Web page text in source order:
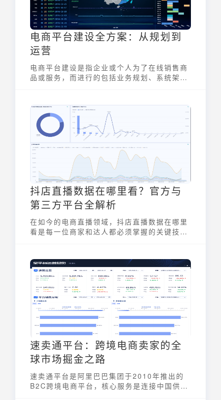
电商平台建设全方案：从规划到
运营
电商平台建设是指企业或个人为了在线销售商
品或服务，而进行的包括业务规划、系统架构
仅需要功能完善的技术系统，更需要清晰的战
略规划和精细化的运营管理，才能在激烈的市
场竞争中脱颖而出。下面九数云BI将详细介绍
电商平台建设的完整方案。
抖店直播数据在哪里看？官方与
第三方平台全解析
在如今的电商直播领域，抖店直播数据在哪里
看是每一位商家和达人都必须掌握的关键技
绩。本文将深入解析查看抖店直播数据的多种
途径，包括官方数据工具和第三方数据平台，
帮助你全面掌握数据分析，玩转直播电商。
速卖通平台：跨境电商卖家的全
球市场掘金之路
速卖通平台是阿里巴巴集团于2010年推出的
B2C跨境电商平台，核心服务是连接中国供应